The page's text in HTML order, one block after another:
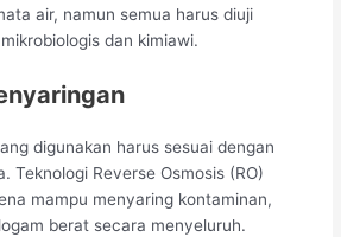
air, namun semua harus diuji
dan kimiawi.
digunakan harus sesuai dengan
Teknologi Reverse Osmosis (RO)
mampu menyaring kontaminan,
berat secara menyeluruh.